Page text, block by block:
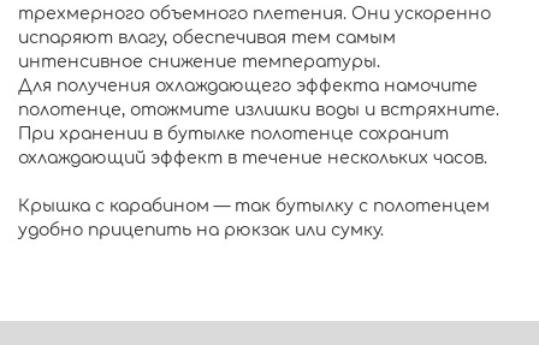
трехмерного объемного плетения. Они ускоренно
испаряют влагу, обеспечивая тем самым
интенсивное снижение температуры.
Для получения охлаждающего эффекта намочите
полотенце, отожмите излишки воды и встряхните.
При хранении в бутылке полотенце сохранит
охлаждающий эффект в течение нескольких часов.
Крышка с карабином — так бутылку с полотенцем
удобно прицепить на рюкзак или сумку.